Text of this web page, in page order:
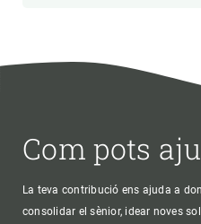
Com pots
La teva contribució ens ajuda a
consolidar el sènior, idear noves